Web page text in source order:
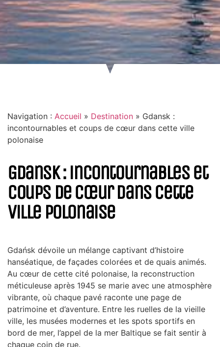
Navigation : Accueil » Destination » Gdansk :
incontournables et coups de cœur dans cette ville
polonaise
Gdansk : incontournables et
coups de cœur dans cette
ville polonaise
Gdańsk dévoile un mélange captivant d’histoire
hanséatique, de façades colorées et de quais animés.
Au cœur de cette cité polonaise, la reconstruction
méticuleuse après 1945 se marie avec une atmosphère
vibrante, où chaque pavé raconte une page de
patrimoine et d’aventure. Entre les ruelles de la vieille
ville, les musées modernes et les spots sportifs en
bord de mer, l’appel de la mer Baltique se fait sentir à
chaque coin de rue.